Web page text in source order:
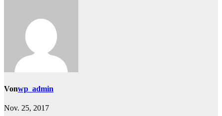
Vonwp_admin
Nov. 25, 2017